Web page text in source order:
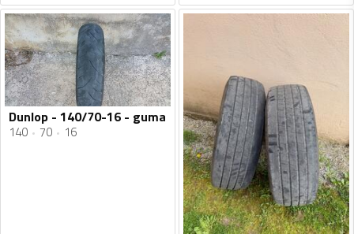
Dunlop - 140/70-16 - guma
140 70 16